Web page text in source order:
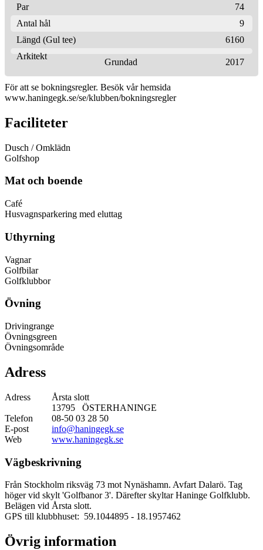
Par
74
Antal hål
9
Längd (Gul tee)
6160
Arkitekt
Grundad 2017
För att se bokningsregler. Besök vår hemsida
www.haningegk.se/se/klubben/bokningsregler
Faciliteter
Dusch / Omklädn
Golfshop
Mat och boende
Café
Husvagnsparkering med eluttag
Uthyrning
Vagnar
Golfbilar
Golfklubbor
Övning
Drivingrange
Övningsgreen
Övningsområde
Adress
Adress
Årsta slott
13795 ÖSTERHANINGE
Telefon
08-50 03 28 50
E-post
info@haningegk.se
Web
www.haningegk.se
Vägbeskrivning
Från Stockholm riksväg 73 mot Nynäshamn. Avfart Dalarö. Tag
höger vid skylt 'Golfbanor 3'. Därefter skyltar Haninge Golfklubb.
Belägen vid Årsta slott.
GPS till klubbhuset: 59.1044895 - 18.1957462
Övrig information